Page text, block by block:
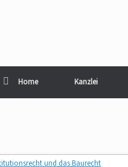
Home Kanzlei